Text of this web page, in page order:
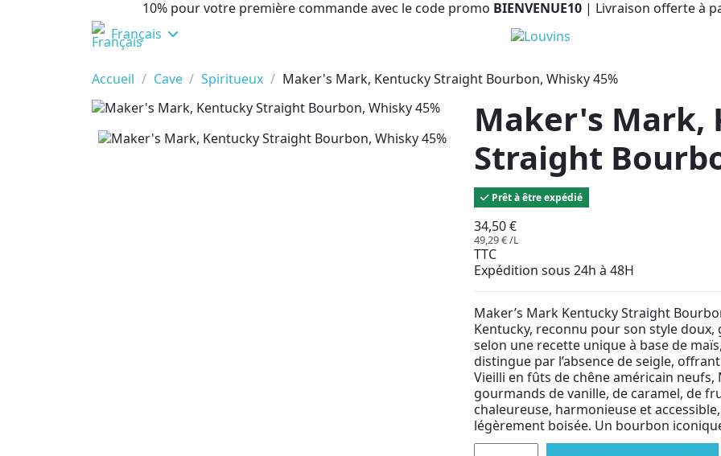
10% pour votre première commande avec le code promo BIENVENUE10 | Livraison offerte à
Français
Accueil Cave Spiritueux Maker's Mark, Kentucky Straight Bourbon, Whisky 45%
Maker's Mark,
Straight
Prêt à être expédié
34,50 €
49,29 € /L
TTC
Expédition sous 24h à 48H
Maker’s Mark Kentucky Straight
Kentucky, reconnu pour son style
selon une recette unique à base de
distingue par l’absence de seigle,
Vieilli en fûts de chêne américain neufs,
gourmands de vanille, de caramel, de
chaleureuse, harmonieuse et
légèrement boisée. Un bourbon